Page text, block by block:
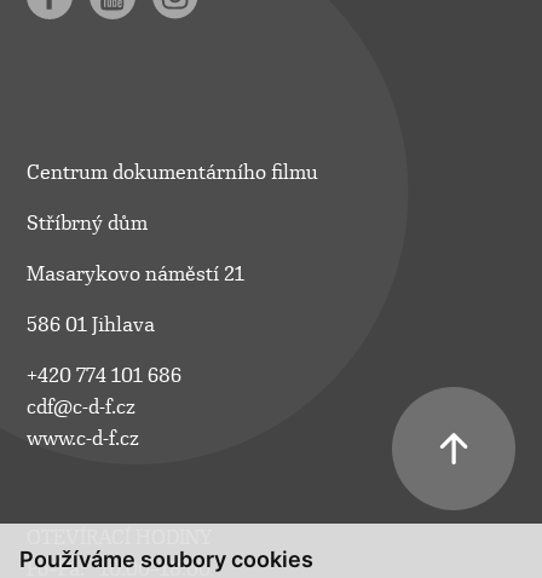
Používáme soubory cookies
Centrum dokumentárního filmu
Stříbrný dům
Masarykovo náměstí 21
586 01 Jihlava
+420 774 101 686
cdf@c-d-f.cz
www.c-d-f.cz
Po–Pá:
10.00–18.00